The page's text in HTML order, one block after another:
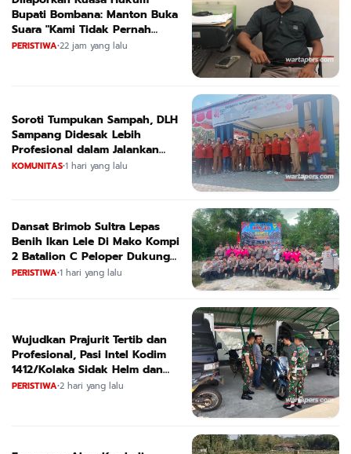
Bupati Bombana: Manton Buka
Suara "Kami Tidak Pernah
Menutup Ruang Hak Jawab"
PERISTIWA•22 jam yang lalu
Soroti Tumpukan Sampah, DLH
Sampang Didesak Lebih
Profesional dalam Jalankan
Tugas
KOMUNITAS•1 hari yang lalu
Dansat Brimob Sultra Lepas
Benih Ikan Lele Di Mako Kompi
2 Batalion C Peloper Dukung
ketahanan Pangan Nasional
PERISTIWA•1 hari yang lalu
Wujudkan Prajurit Tertib dan
Profesional, Pasi Intel Kodim
1412/Kolaka Sidak Helm dan
Kendaraan
PERISTIWA•2 hari yang lalu